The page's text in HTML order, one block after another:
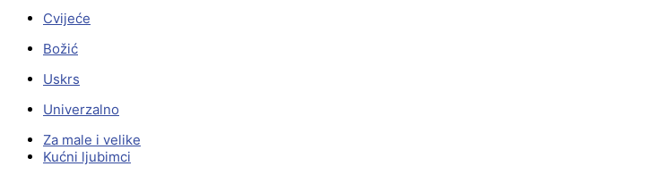
Cvijeće
Božić
Uskrs
Univerzalno
Za male i velike
Kućni ljubimci